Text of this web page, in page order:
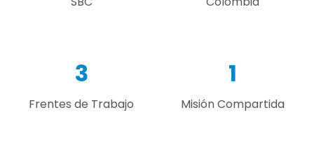
3
Frentes de Trabajo
1
Misión Compartida